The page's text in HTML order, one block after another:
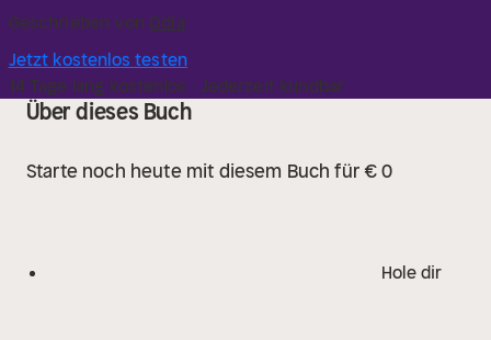
Geschrieben von Odia
Jetzt kostenlos testen
14 Tage lang kostenlos · Jederzeit kündbar
Über dieses Buch
Starte noch heute mit diesem Buch für € 0
Hole dir